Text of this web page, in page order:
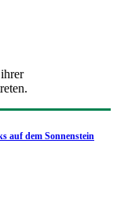
auf dem Sonnenstein